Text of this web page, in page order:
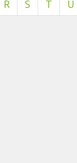
R S T U